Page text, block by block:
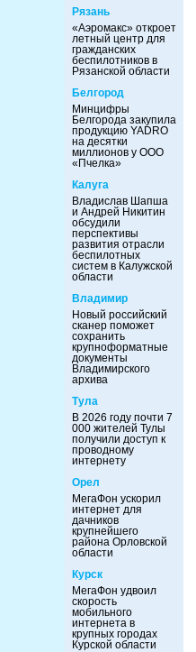
Рязань
«Аэромакс» откроет
летный центр для
гражданских
беспилотников в
Рязанской области
Белгород
Минцифры
Белгорода закупила
продукцию YADRO
на десятки
миллионов у ООО
«Пчелка»
Калуга
Владислав Шапша
и Андрей Никитин
обсудили
перспективы
развития отрасли
беспилотных
систем в Калужской
области
Владимир
Новый российский
сканер поможет
сохранить
крупноформатные
документы
Владимирского
архива
Тула
В 2026 году почти 7
000 жителей Тулы
получили доступ к
проводному
интернету
Орел
МегаФон ускорил
интернет для
дачников
крупнейшего
района Орловской
области
Курск
МегаФон удвоил
скорость
мобильного
интернета в
крупных городах
Курской области